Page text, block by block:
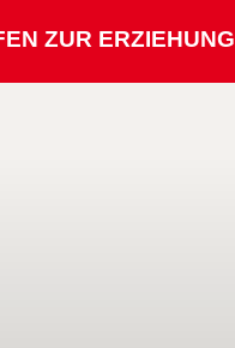
ZUR ERZIEHUNG